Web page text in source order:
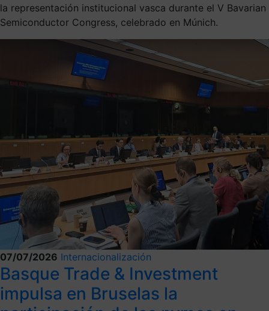
la representación institucional vasca durante el V Bavarian
Semiconductor Congress, celebrado en Múnich.
07/07/2026 Internacionalización
Basque Trade & Investment
impulsa en Bruselas la